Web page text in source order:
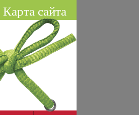
Карта сайта